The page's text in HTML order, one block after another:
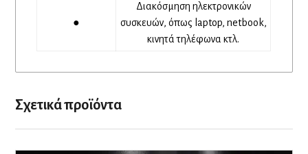
●
Διακόσμηση ηλεκτρονικών
συσκευών, όπως laptop, netbook,
κινητά τηλέφωνα κτλ.
Σχετικά προϊόντα